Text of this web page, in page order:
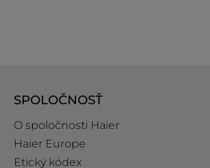
SPOLOČNOSŤ
O spoločnosti Haier
Haier Europe
Etický kódex